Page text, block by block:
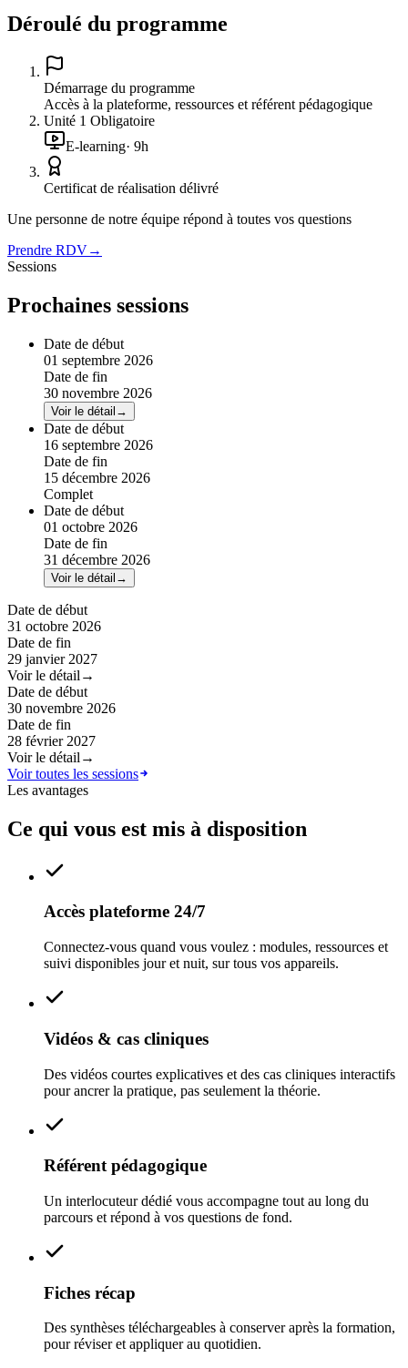
Déroulé du programme
Démarrage du programme
Accès à la plateforme, ressources et référent pédagogique
Unité 1 Obligatoire
E-learning· 9h
Certificat de réalisation délivré
Une personne de notre équipe répond à toutes vos questions
Prendre RDV→
Sessions
Prochaines sessions
Date de début
01 septembre 2026
Date de fin
30 novembre 2026
Voir le détail →
Date de début
16 septembre 2026
Date de fin
15 décembre 2026
Complet
Date de début
01 octobre 2026
Date de fin
31 décembre 2026
Voir le détail →
Date de début
31 octobre 2026
Date de fin
29 janvier 2027
Voir le détail →
Date de début
30 novembre 2026
Date de fin
28 février 2027
Voir le détail →
Voir toutes les sessions
Les avantages
Ce qui vous est mis à disposition
Accès plateforme 24/7
Connectez-vous quand vous voulez : modules, ressources et
suivi disponibles jour et nuit, sur tous vos appareils.
Vidéos & cas cliniques
Des vidéos courtes explicatives et des cas cliniques interactifs
pour ancrer la pratique, pas seulement la théorie.
Référent pédagogique
Un interlocuteur dédié vous accompagne tout au long du
parcours et répond à vos questions de fond.
Fiches récap
Des synthèses téléchargeables à conserver après la formation,
pour réviser et appliquer au quotidien.